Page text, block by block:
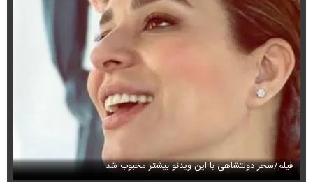
فیلم/سحر دولتشاهی با این ویدئو بیشتر محبوب شد